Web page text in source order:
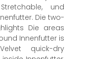
und
Die two-
Die areas
Innenfutter is
quick-dry